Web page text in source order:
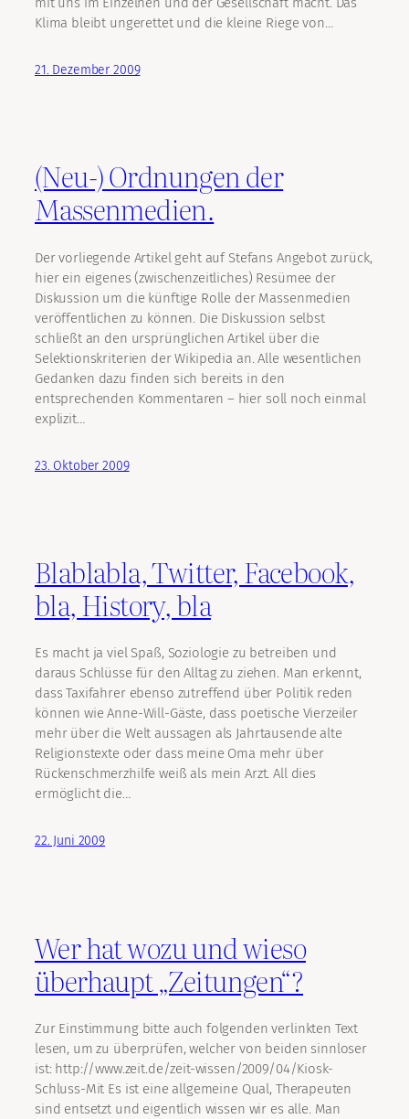
Klima bleibt ungerettet und die kleine Riege von…
21. Dezember 2009
(Neu-) Ordnungen der
Massenmedien.
Der vorliegende Artikel geht auf Stefans Angebot zurück,
hier ein eigenes (zwischenzeitliches) Resümee der
Diskussion um die künftige Rolle der Massenmedien
veröffentlichen zu können. Die Diskussion selbst
schließt an den ursprünglichen Artikel über die
Selektionskriterien der Wikipedia an. Alle wesentlichen
Gedanken dazu finden sich bereits in den
entsprechenden Kommentaren – hier soll noch einmal
explizit…
23. Oktober 2009
Blablabla, Twitter, Facebook,
bla, History, bla
Es macht ja viel Spaß, Soziologie zu betreiben und
daraus Schlüsse für den Alltag zu ziehen. Man erkennt,
dass Taxifahrer ebenso zutreffend über Politik reden
können wie Anne-Will-Gäste, dass poetische Vierzeiler
mehr über die Welt aussagen als Jahrtausende alte
Religionstexte oder dass meine Oma mehr über
Rückenschmerzhilfe weiß als mein Arzt. All dies
ermöglicht die…
22. Juni 2009
Wer hat wozu und wieso
überhaupt „Zeitungen“?
Zur Einstimmung bitte auch folgenden verlinkten Text
lesen, um zu überprüfen, welcher von beiden sinnloser
ist: http://www.zeit.de/zeit-wissen/2009/04/Kiosk-
Schluss-Mit Es ist eine allgemeine Qual, Therapeuten
sind entsetzt und eigentlich wissen wir es alle. Man